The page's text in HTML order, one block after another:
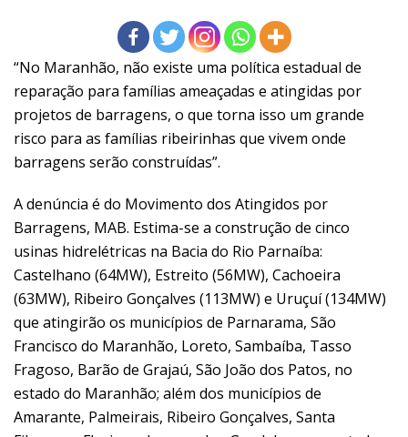
“No Maranhão, não existe uma política estadual de
reparação para famílias ameaçadas e atingidas por
projetos de barragens, o que torna isso um grande
risco para as famílias ribeirinhas que vivem onde
barragens serão construídas”.
A denúncia é do Movimento dos Atingidos por
Barragens, MAB. Estima-se a construção de cinco
usinas hidrelétricas na Bacia do Rio Parnaíba:
Castelhano (64MW), Estreito (56MW), Cachoeira
(63MW), Ribeiro Gonçalves (113MW) e Uruçuí (134MW)
que atingirão os municípios de Parnarama, São
Francisco do Maranhão, Loreto, Sambaíba, Tasso
Fragoso, Barão de Grajaú, São João dos Patos, no
estado do Maranhão; além dos municípios de
Amarante, Palmeirais, Ribeiro Gonçalves, Santa